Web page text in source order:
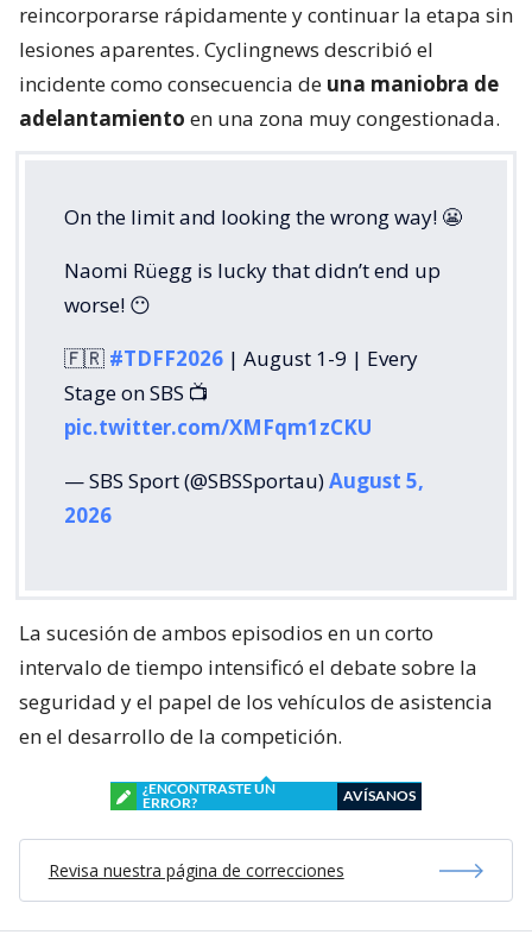
reincorporarse rápidamente y continuar la etapa sin
lesiones aparentes. Cyclingnews describió el
incidente como consecuencia de una maniobra de
adelantamiento en una zona muy congestionada.
On the limit and looking the wrong way! 😬
Naomi Rüegg is lucky that didn’t end up
worse! 😶
🇫🇷 #TDFF2026 | August 1-9 | Every
Stage on SBS 📺
pic.twitter.com/XMFqm1zCKU
— SBS Sport (@SBSSportau)August 5,
2026
La sucesión de ambos episodios en un corto
intervalo de tiempo intensificó el debate sobre la
seguridad y el papel de los vehículos de asistencia
en el desarrollo de la competición.
¿ENCONTRASTE UN
ERROR?
AVÍSANOS
Revisa nuestra página de correcciones